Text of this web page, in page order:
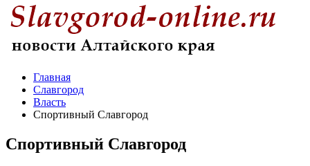
Главная
Славгород
Власть
Спортивный Славгород
Спортивный Славгород